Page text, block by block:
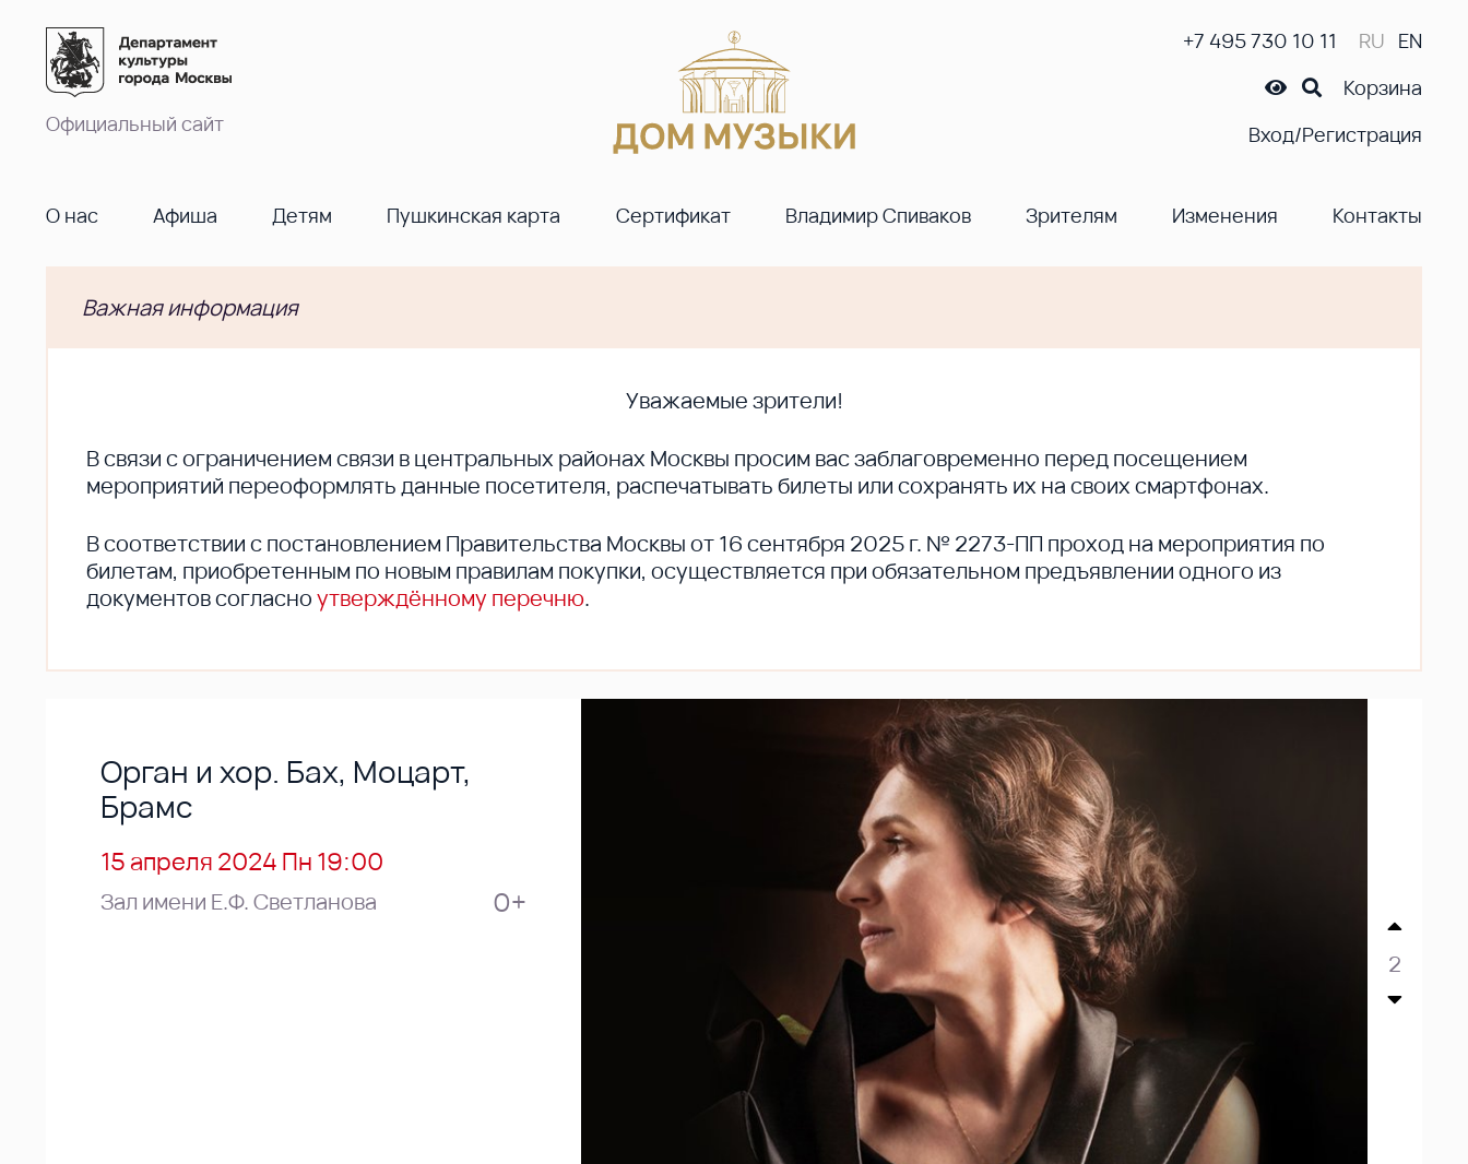
Официальный сайт
+7 495 730 10 11 RU EN
Корзина
Вход/Регистрация
О нас Афиша Детям Пушкинская карта Сертификат Владимир Спиваков Зрителям Изменения Контакты
Важная информация
Уважаемые зрители!
В cвязи с ограничением связи в центральных районах Москвы просим вас заблаговременно перед посещением
мероприятий переоформлять данные посетителя, распечатывать билеты или сохранять их на своих смартфонах.
В соответствии с постановлением Правительства Москвы от 16 сентября 2025 г. № 2273-ПП проход на мероприятия по
билетам, приобретенным по новым правилам покупки, осуществляется при обязательном предъявлении одного из
документов согласноутверждённому перечню.
Орган и хор. Бах, Моцарт,
Брамс
15 апреля 2024 Пн 19:00
Зал имени Е.Ф. Светланова 0+
2